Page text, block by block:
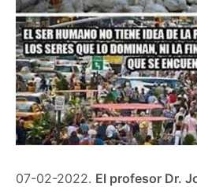
07-02-2022. El profesor Dr.